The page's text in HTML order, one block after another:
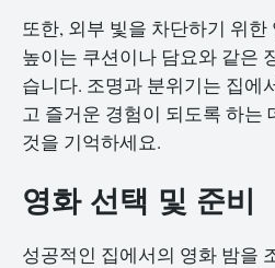
또한, 외부 빛을 차단하기 위
높이는 쿠션이나 담요와 같은
습니다. 조명과 분위기는 집에
고 즐거운 경험이 되도록 하는
것을 기억하세요.
영화 선택 및 준비
성공적인 집에서의 영화 밤을